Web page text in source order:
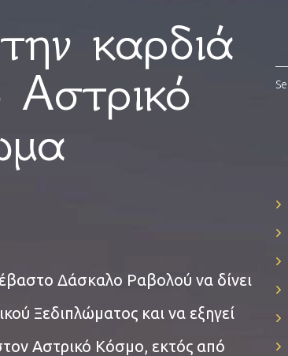
καρδιά
Αστρικό
Δάσκαλο Ραβολού να δίνει
Ξεδιπλώματος και να εξηγεί
Αστρικό Κόσμο, εκτός από